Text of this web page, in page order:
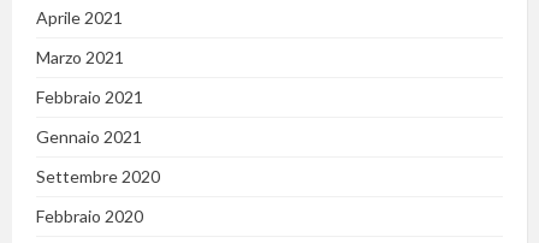
Aprile 2021
Marzo 2021
Febbraio 2021
Gennaio 2021
Settembre 2020
Febbraio 2020